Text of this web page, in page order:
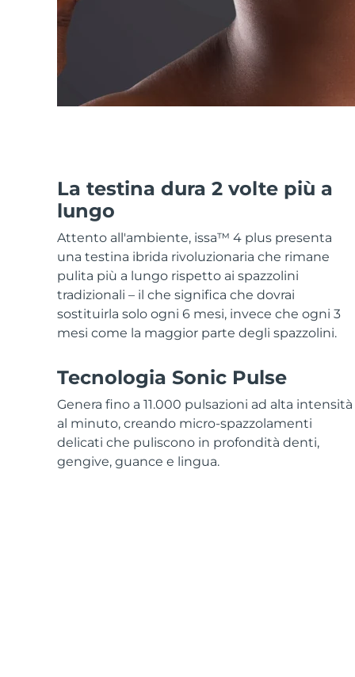
La testina dura 2 volte più a
lungo
Attento all'ambiente, issa™ 4 plus presenta
una testina ibrida rivoluzionaria che rimane
pulita più a lungo rispetto ai spazzolini
tradizionali – il che significa che dovrai
sostituirla solo ogni 6 mesi, invece che ogni 3
mesi come la maggior parte degli spazzolini.
Tecnologia Sonic Pulse
Genera fino a 11.000 pulsazioni ad alta intensità
al minuto, creando micro-spazzolamenti
delicati che puliscono in profondità denti,
gengive, guance e lingua.
All acne treatment devices
All revitalizing eye massagers
Advanced pore care essentials
issa™ Teeth Whitening Gel
Uomini
CHI SIAMO